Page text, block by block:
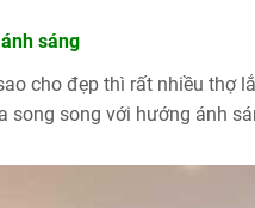
sáng
cho đẹp thì rất nhiều thợ
song song với hướng ánh